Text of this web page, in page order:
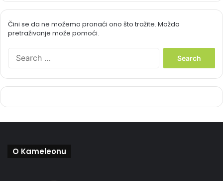
Čini se da ne možemo pronaći ono što tražite. Možda
pretraživanje može pomoći.
h
O Kameleonu